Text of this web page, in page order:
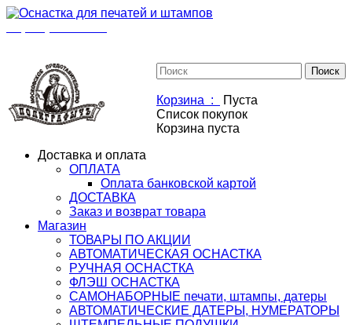
Корзина :
Пуста
Список покупок
Корзина пуста
Доставка и оплата
ОПЛАТА
Оплата банковской картой
ДОСТАВКА
Заказ и возврат товара
Магазин
ТОВАРЫ ПО АКЦИИ
АВТОМАТИЧЕСКАЯ ОСНАСТКА
РУЧНАЯ ОСНАСТКА
ФЛЭШ ОСНАСТКА
САМОНАБОРНЫЕ печати, штампы, датеры
АВТОМАТИЧЕСКИЕ ДАТЕРЫ, НУМЕРАТОРЫ